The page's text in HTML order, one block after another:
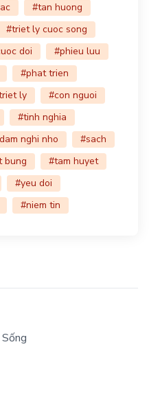
#tan huong
#triet ly cuoc song
doi
#phieu luu
#phat trien
ly
#con nguoi
#tinh nghia
nghi nho
#sach
bung
#tam huyet
#yeu doi
#niem tin